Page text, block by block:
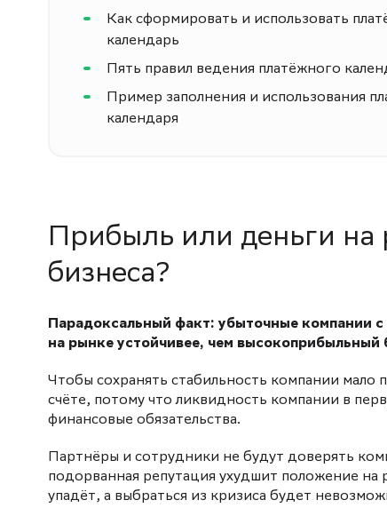
Как сформировать и использовать
календарь
Пять правил ведения платёжного
Пример заполнения и использования
календаря
Прибыль или деньги на
бизнеса?
Парадоксальный факт: убыточные компании
на рынке устойчивее, чем высокоприбыльный
Чтобы сохранять стабильность компании мало
счёте, потому что ликвидность компании в
финансовые обязательства.
Партнёры и сотрудники не будут доверять
подорванная репутация ухудшит положение
упадёт, а выбраться из кризиса будет